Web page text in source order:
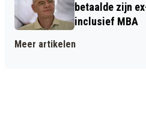
betaalde zijn
inclusief MBA
Meer artikelen